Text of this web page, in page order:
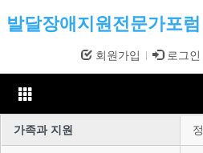
발달장애지원전문가포럼
회원가입 로그인
가족과 지원